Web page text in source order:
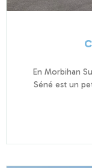
En Morbihan
Séné est un